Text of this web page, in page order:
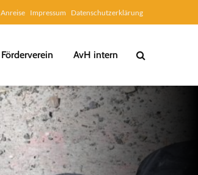
Anreise Impressum Datenschutzerklärung
Förderverein AvH intern